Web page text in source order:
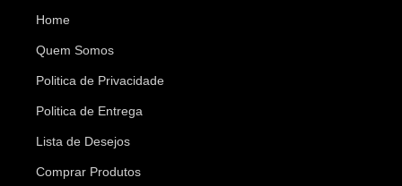
Home
Quem Somos
Politica de Privacidade
Politica de Entrega
Lista de Desejos
Comprar Produtos